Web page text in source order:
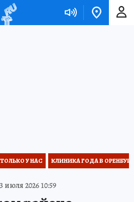
ТОЛЬКО У НАС КЛИНИКА ГОДА В
3 июля 2026 10:59